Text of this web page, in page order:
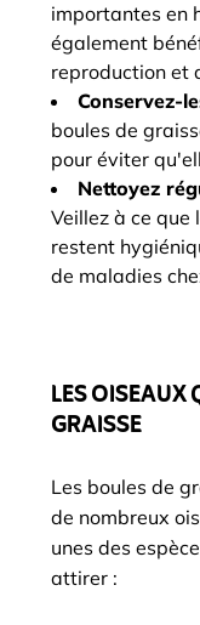
importantes en
également
reproduction et
Conservez-
boules de
pour éviter
Nettoyez
Veillez à ce que
restent
de maladies
LES OISEAUX
GRAISSE
Les boules de
de nombreux
unes des
attirer :